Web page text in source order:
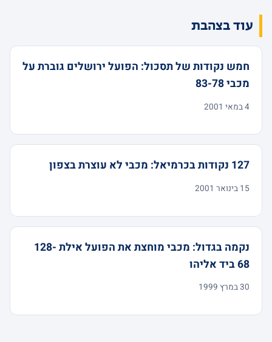
עוד בצהבת
חמש נקודות של תסכול: הפועל ירושלים גוברת על
מכבי 83-78
4 במאי 2001
127 נקודות בכרמיאל: מכבי לא עוצרת בצפון
15 בינואר 2001
נקמה בגדול: מכבי מוחצת את הפועל אילת 128-
68 ביד אליהו
30 במרץ 1999